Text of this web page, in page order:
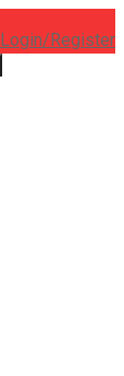
Login/Register